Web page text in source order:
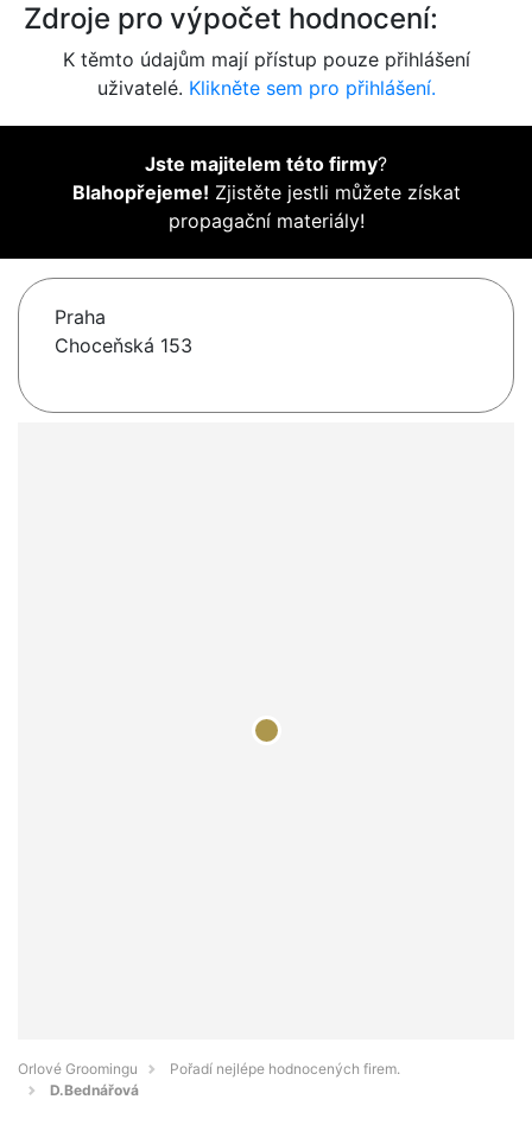
Zdroje pro výpočet hodnocení:
K těmto údajům mají přístup pouze přihlášení
uživatelé. Klikněte sem pro přihlášení.
Jste majitelem této firmy?
Blahopřejeme! Zjistěte jestli můžete získat
propagační materiály!
Praha
Choceňská 153
Orlové Groomingu
Pořadí nejlépe hodnocených firem.
D.Bednářová